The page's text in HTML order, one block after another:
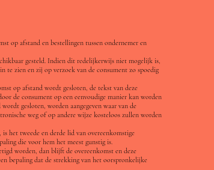
op afstand en bestellingen tussen ondernemer en
gesteld. Indien dit redelijkerwijs niet mogelijk is,
te zien en zij op verzoek van de consument zo spoedig
op afstand wordt gesloten, de tekst van deze
de consument op een eenvoudige manier kan worden
gesloten, worden aangegeven waar van de
weg of op andere wijze kosteloos zullen worden
het tweede en derde lid van overeenkomstige
die voor hem het meest gunstig is.
worden, dan blijft de overeenkomst en deze
bepaling dat de strekking van het oorspronkelijke